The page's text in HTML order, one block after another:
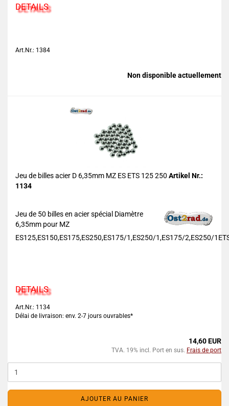
DETAILS
Art.Nr.: 1384
Non disponible actuellement
Jeu de billes acier D 6,35mm MZ ES ETS 125 250 Artikel Nr.:
1134
Jeu de 50 billes en acier spécial Diamètre
6,35mm pour MZ
ES125,ES150,ES175,ES250,ES175/1,ES250/1,ES175/2,ES250/
DETAILS
Art.Nr.: 1134
Délai de livraison: env. 2-7 jours ouvrables*
14,60 EUR
TVA. 19% incl. Port en sus. Frais de port
AJOUTER AU PANIER